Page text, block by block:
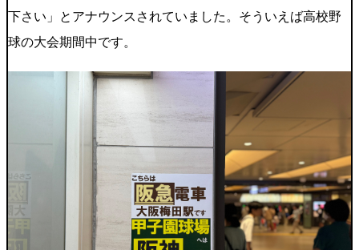
下さい」とアナウンスされていました。そういえば高校野
球の大会期間中です。